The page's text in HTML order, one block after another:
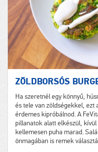
ZÖLDBORSÓS
Ha szeretnél egy könnyű,
és tele van zöldségekkel, ezt
érdemes kipróbálnod. A
pillanatok alatt elkészül,
kellemesen puha marad.
önmagában is remek